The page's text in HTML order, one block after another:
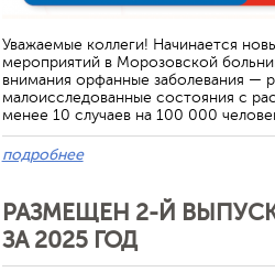
Уважаемые коллеги! Начинается
мероприятий в Морозовской
внимания орфанные заболевания —
малоисследованные состояния с
менее 10 случаев на 100 000
подробнее
РАЗМЕЩЕН 2-Й
ЗА 2025 ГОД
Отменить